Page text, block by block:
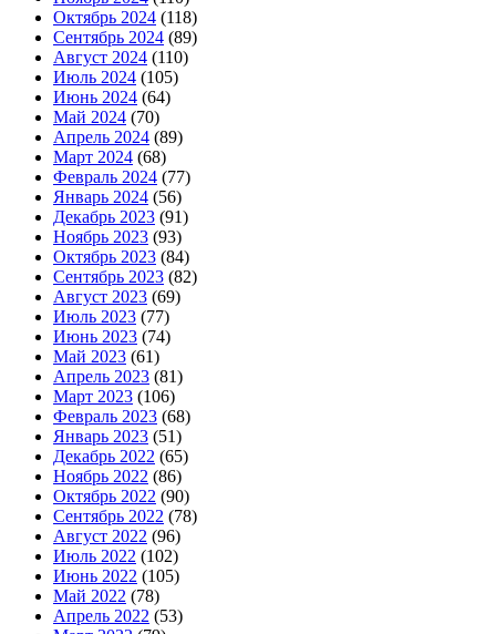
Октябрь 2024 (118)
Сентябрь 2024 (89)
Август 2024 (110)
Июль 2024 (105)
Июнь 2024 (64)
Май 2024 (70)
Апрель 2024 (89)
Март 2024 (68)
Февраль 2024 (77)
Январь 2024 (56)
Декабрь 2023 (91)
Ноябрь 2023 (93)
Октябрь 2023 (84)
Сентябрь 2023 (82)
Август 2023 (69)
Июль 2023 (77)
Июнь 2023 (74)
Май 2023 (61)
Апрель 2023 (81)
Март 2023 (106)
Февраль 2023 (68)
Январь 2023 (51)
Декабрь 2022 (65)
Ноябрь 2022 (86)
Октябрь 2022 (90)
Сентябрь 2022 (78)
Август 2022 (96)
Июль 2022 (102)
Июнь 2022 (105)
Май 2022 (78)
Апрель 2022 (53)